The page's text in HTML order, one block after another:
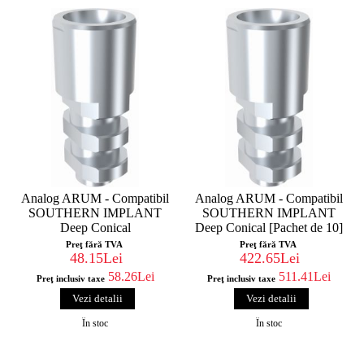
Analog ARUM - Compatibil
SOUTHERN IMPLANT
Deep Conical
Preţ fără TVA
48.15Lei
Preţ inclusiv taxe 58.26Lei
Vezi detalii
În stoc
Analog ARUM - Compatibil
SOUTHERN IMPLANT
Deep Conical [Pachet de 10]
Preţ fără TVA
422.65Lei
Preţ inclusiv taxe 511.41Lei
Vezi detalii
În stoc